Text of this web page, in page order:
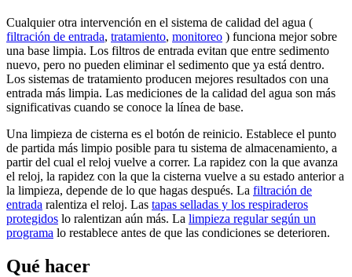
Cualquier otra intervención en el sistema de calidad del agua (
filtración de entrada, tratamiento, monitoreo ) funciona mejor sobre
una base limpia. Los filtros de entrada evitan que entre sedimento
nuevo, pero no pueden eliminar el sedimento que ya está dentro.
Los sistemas de tratamiento producen mejores resultados con una
entrada más limpia. Las mediciones de la calidad del agua son más
significativas cuando se conoce la línea de base.
Una limpieza de cisterna es el botón de reinicio. Establece el punto
de partida más limpio posible para tu sistema de almacenamiento, a
partir del cual el reloj vuelve a correr. La rapidez con la que avanza
el reloj, la rapidez con la que la cisterna vuelve a su estado anterior a
la limpieza, depende de lo que hagas después. La filtración de
entrada ralentiza el reloj. Las tapas selladas y los respiraderos
protegidos lo ralentizan aún más. La limpieza regular según un
programa lo restablece antes de que las condiciones se deterioren.
Qué hacer